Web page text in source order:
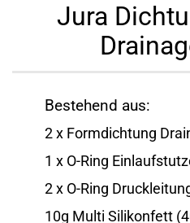
Jura
Bestehend aus:
2 x Formdichtung
1 x O-Ring
2 x O-Ring
10g Multi Silikonfett